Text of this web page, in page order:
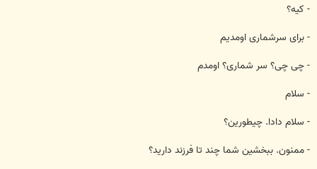
- كيه؟
- برای سرشماری اومديم
- چی چی؟ سر شماری؟ اومدم
- سلام
- سلام دادا. چيطورين؟
- ممنون. ببخشين شما چند تا فرزند داريد؟